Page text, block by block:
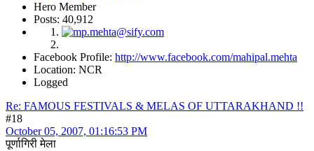
Hero Member
Posts: 40,912
Facebook Profile: http://www.facebook.com/mahipal.mehta
Location: NCR
Logged
Re: FAMOUS FESTIVALS & MELAS OF UTTARAKHAND !!
#18
October 05, 2007, 01:16:53 PM
पूर्णागिरी मेला